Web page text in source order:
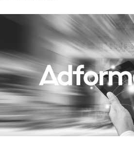
Menu
Home
9 sept: GenAI-training
12 nov: MarketingLive!
Adverteren